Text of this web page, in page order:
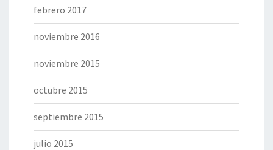
febrero 2017
noviembre 2016
noviembre 2015
octubre 2015
septiembre 2015
julio 2015